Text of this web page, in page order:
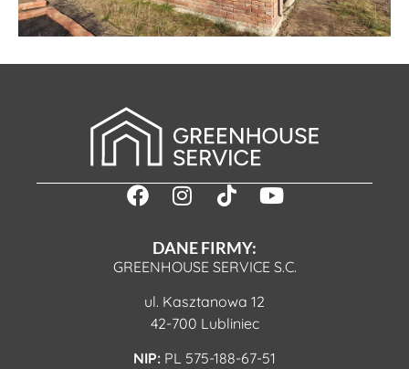
DANE FIRMY:
GREENHOUSE SERVICE S.C.
ul. Kasztanowa 12
42-700 Lubliniec
NIP: PL 575-188-67-51